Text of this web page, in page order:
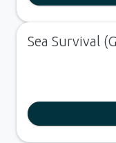
Sea Survival